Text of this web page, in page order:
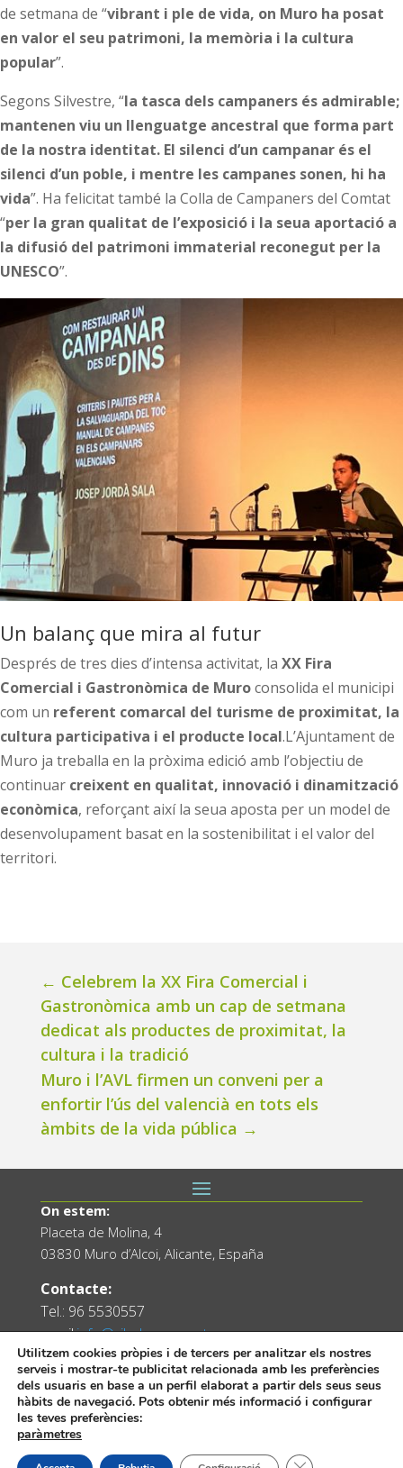
de setmana de “vibrant i ple de vida, on Muro ha posat
en valor el seu patrimoni, la memòria i la cultura
popular”.
Segons Silvestre, “la tasca dels campaners és admirable;
mantenen viu un llenguatge ancestral que forma part
de la nostra identitat. El silenci d’un campanar és el
silenci d’un poble, i mentre les campanes sonen, hi ha
vida”. Ha felicitat també la Colla de Campaners del Comtat
“per la gran qualitat de l’exposició i la seua aportació a
la difusió del patrimoni immaterial reconegut per la
UNESCO”.
Un balanç que mira al futur
Després de tres dies d’intensa activitat, la XX Fira
Comercial i Gastronòmica de Muroconsolida el municipi
com un referent comarcal del turisme de proximitat, la
cultura participativa i el producte local.L’Ajuntament de
Muro ja treballa en la pròxima edició amb l’objectiu de
continuar creixent en qualitat, innovació i dinamització
econòmica, reforçant així la seua aposta per un model de
desenvolupament basat en la sostenibilitat i el valor del
territori.
← Celebrem la XX Fira Comercial i
Gastronòmica amb un cap de setmana
dedicat als productes de proximitat, la
cultura i la tradició
Muro i l’AVL firmen un conveni per a
enfortir l’ús del valencià en tots els
àmbits de la vida pública →
On estem:
Placeta de Molina, 4
03830 Muro d’Alcoi, Alicante, España
Contacte:
Tel.: 96 5530557
email:info@vilademuro.net
Utilitzem cookies pròpies i de tercers per analitzar els nostres
serveis i mostrar-te publicitat relacionada amb les preferències
dels usuaris en base a un perfil elaborat a partir dels seus seus
hàbits de navegació. Pots obtenir més informació i configurar
les teves preferències:
paràmetres
Tanca el bàner de